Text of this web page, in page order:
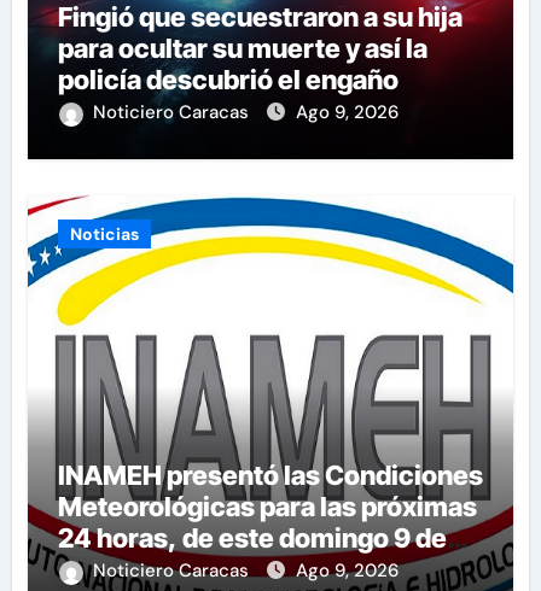
Fingió que secuestraron a su hija
para ocultar su muerte y así la
policía descubrió el engaño
Noticiero Caracas Ago 9, 2026
Noticias
INAMEH presentó las Condiciones
Meteorológicas para las próximas
24 horas, de este domingo 9 de
agosto 2026
Noticiero Caracas Ago 9, 2026